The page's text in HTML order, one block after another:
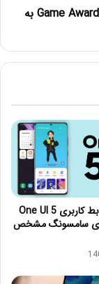
تریلر نسخه جدید بازی Mass Effect در Game Awards به
زمان انتشار رابط کاربری One UI 5
سامسونگ مشخص